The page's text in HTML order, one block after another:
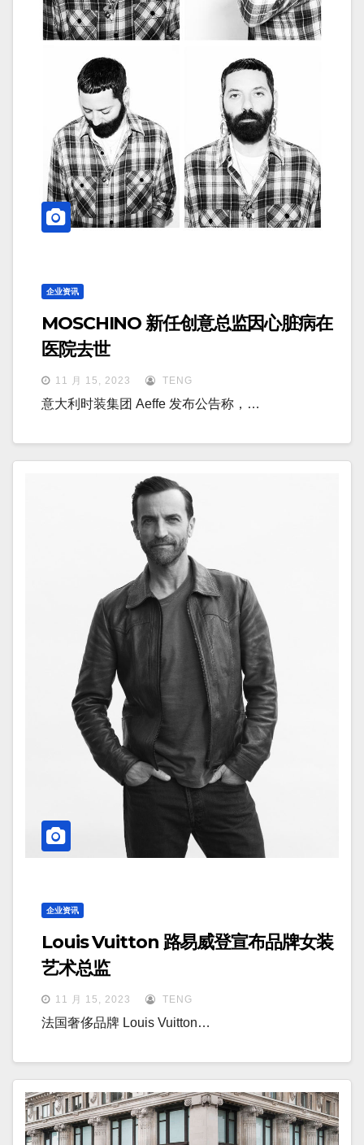
企业资讯
MOSCHINO 新任创意总监因心脏病在
医院去世
11 月 15, 2023 TENG
意大利时装集团 Aeffe 发布公告称，…
企业资讯
Louis Vuitton 路易威登宣布品牌女装
艺术总监
11 月 15, 2023 TENG
法国奢侈品牌 Louis Vuitton…